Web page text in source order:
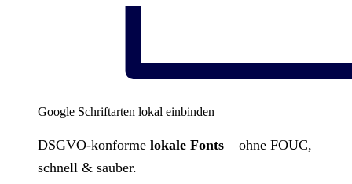
Google Schriftarten lokal einbinden
DSGVO-konforme lokale Fonts – ohne FOUC,
schnell & sauber.